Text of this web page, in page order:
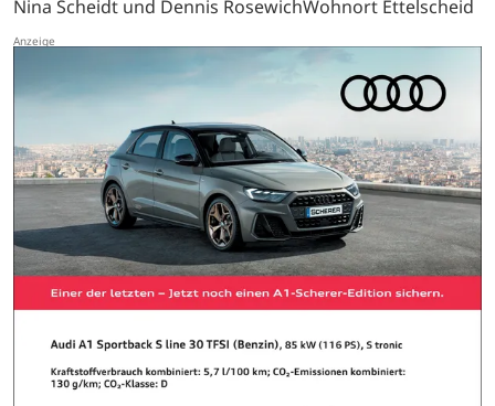
Nina Scheidt und Dennis RosewichWohnort Ettelscheid